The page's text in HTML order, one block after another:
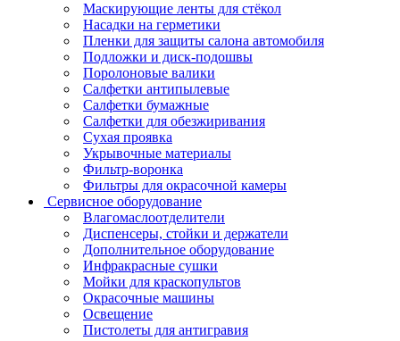
Маскирующие ленты для стёкол
Насадки на герметики
Пленки для защиты салона автомобиля
Подложки и диск-подошвы
Поролоновые валики
Салфетки антипылевые
Салфетки бумажные
Салфетки для обезжиривания
Сухая проявка
Укрывочные материалы
Фильтр-воронка
Фильтры для окрасочной камеры
Сервисное оборудование
Влагомаслоотделители
Диспенсеры, стойки и держатели
Дополнительное оборудование
Инфракрасные сушки
Мойки для краскопультов
Окрасочные машины
Освещение
Пистолеты для антигравия